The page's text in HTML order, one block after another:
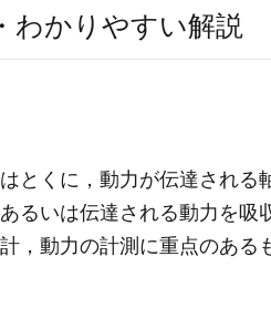
わかりやすい解説
とくに，動力が伝達される
るいは伝達される動力を吸
，動力の計測に重点のある